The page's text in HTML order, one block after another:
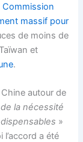
Commission
massif pour
de moins de
et
.
autour de
la nécessité
»
a été